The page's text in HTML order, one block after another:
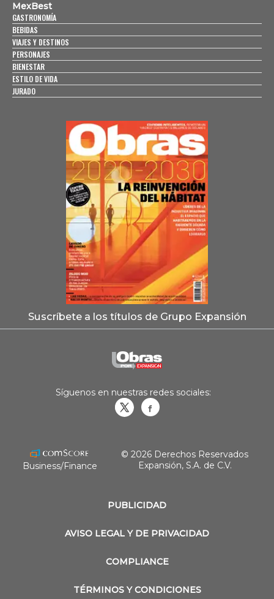
MexBest
GASTRONOMÍA
BEBIDAS
VIAJES Y DESTINOS
PERSONAJES
BIENESTAR
ESTILO DE VIDA
JURADO
Suscríbete a los títulos de Grupo Expansión
PUBLICIDAD
AVISO LEGAL Y DE PRIVACIDAD
COMPLIANCE
TÉRMINOS Y CONDICIONES
Síguenos en nuestras redes sociales:
Business/Finance
© 2026 Derechos Reservados
Expansión, S.A. de C.V.